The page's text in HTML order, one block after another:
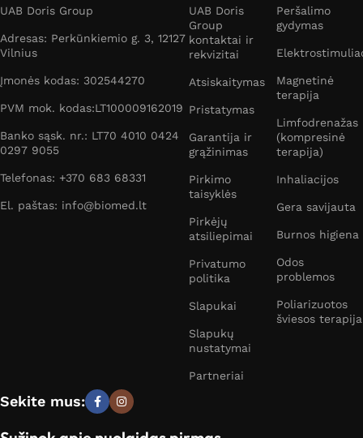
UAB Doris Group
Adresas: Perkūnkiemio g. 3, 12127
Vilnius
Įmonės kodas: 302544270
PVM mok. kodas:LT100009162019
Banko sąsk. nr.: LT70 4010 0424
0297 9055
Telefonas: +370 683 68331
El. paštas: info@biomed.lt
UAB Doris
Group
kontaktai ir
rekvizitai
Atsiskaitymas
Pristatymas
Garantija ir
grąžinimas
Pirkimo
taisyklės
Pirkėjų
atsiliepimai
Privatumo
politika
Slapukai
Slapukų
nustatymai
Partneriai
Peršalimo
gydymas
Magnetinė
terapija
Limfodrenažas
(kompresinė
terapija)
Inhaliacijos
Gera savijauta
Burnos higiena
Odos
problemos
Poliarizuotos
šviesos terapija
Sekite mus: